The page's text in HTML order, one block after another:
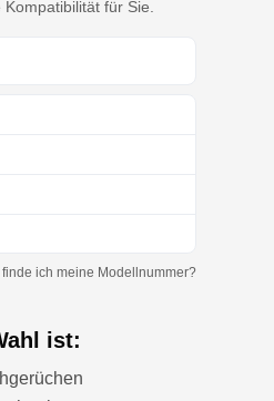
für Sie.
finde ich meine Modellnummer?
ist: